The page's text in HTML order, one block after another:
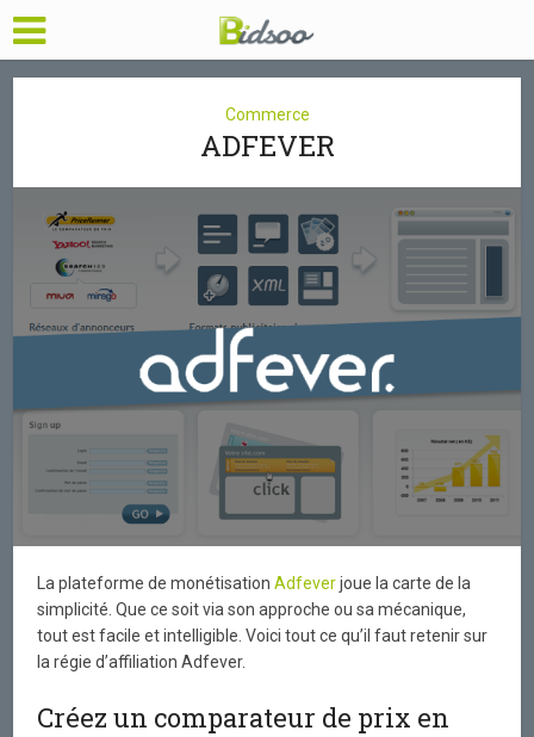
Commerce
ADFEVER
La plateforme de monétisationAdfeverjoue la carte de la
simplicité. Que ce soit via son approche ou sa mécanique,
tout est facile et intelligible. Voici tout ce qu’il faut retenir sur
la régie d’affiliation Adfever.
Créez un comparateur de prix en